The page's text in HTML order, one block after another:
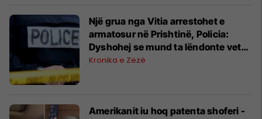
Një grua nga Vitia arrestohet e
armatosur në Prishtinë, Policia:
Dyshohej se mund ta lëndonte veten
apo personat tjerë
Kronika e Zezë
Amerikanit iu hoq patenta shoferi -